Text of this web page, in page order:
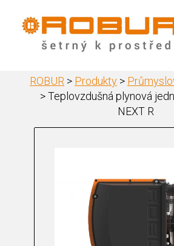
ROBUR > Produkty >
>Teplovzdušná plynová
NEXT R